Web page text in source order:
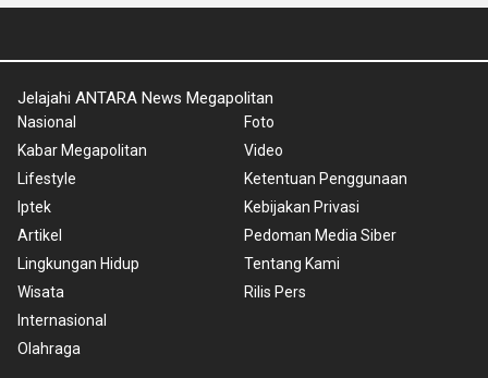
Jelajahi ANTARA News Megapolitan
Nasional
Kabar Megapolitan
Lifestyle
Iptek
Artikel
Lingkungan Hidup
Wisata
Internasional
Olahraga
Foto
Video
Ketentuan Penggunaan
Kebijakan Privasi
Pedoman Media Siber
Tentang Kami
Rilis Pers